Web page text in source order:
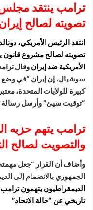
ترامب ينتقد
تصويته لصالح
انتقد الرئيس الأمريكي،
تصويته لصالح مشروع قانون
الأمريكية ضد إيران وقال
سوشيال، إن إيران “في وضع
كبيرة للولايات المتحدة،
“توقيت سيئ” وأرسل رسالة
ترامب يتهم حزبه
والتصويت لصالح
وأضاف أن القرار “جعل
الجمهوري بالانضمام إلى
الديمقراطيون يتهمون
تاريخي عن “حالة الاتحاد”